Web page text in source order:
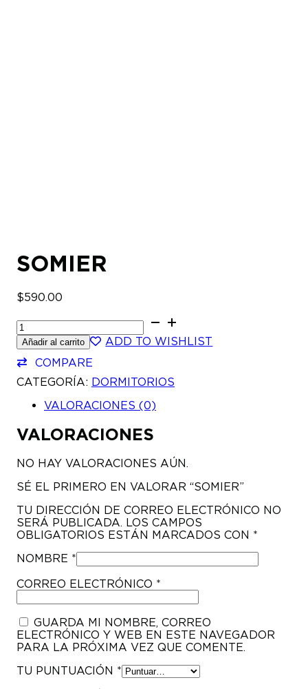
SOMIER
$590.00
SOMIER
CANTIDAD
Añadir al carrito
ADD TO WISHLIST
COMPARE
CATEGORÍA: DORMITORIOS
VALORACIONES (0)
VALORACIONES
NO HAY VALORACIONES AÚN.
SÉ EL PRIMERO EN VALORAR “SOMIER”
TU DIRECCIÓN DE CORREO ELECTRÓNICO NO
SERÁ PUBLICADA. LOS CAMPOS
OBLIGATORIOS ESTÁN MARCADOS CON *
NOMBRE *
CORREO ELECTRÓNICO *
GUARDA MI NOMBRE, CORREO
ELECTRÓNICO Y WEB EN ESTE NAVEGADOR
PARA LA PRÓXIMA VEZ QUE COMENTE.
TU PUNTUACIÓN *